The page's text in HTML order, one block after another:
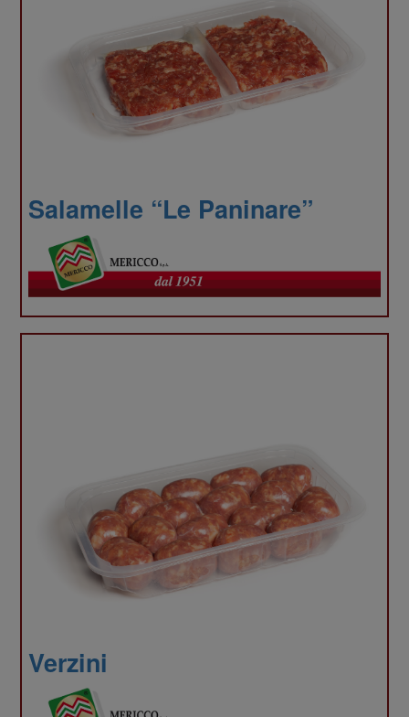
Salamelle “Le Paninare”
Verzini
il
traffico.